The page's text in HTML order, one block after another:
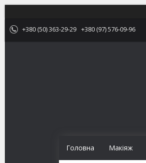
+380 (50) 363-29-29 +380 (97) 576-09-96
Головна Макіяж